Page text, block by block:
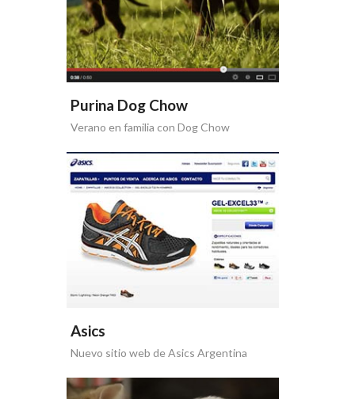
Purina Dog Chow
Verano en familia con Dog Chow
Asics
Nuevo sitio web de Asics Argentina